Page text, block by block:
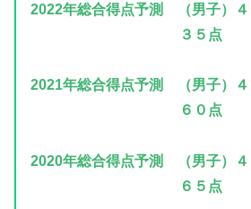
2022年総合得点予測 （男子）４
３５点
2021年総合得点予測 （男子）４
６０点
2020年総合得点予測 （男子）４
６５点